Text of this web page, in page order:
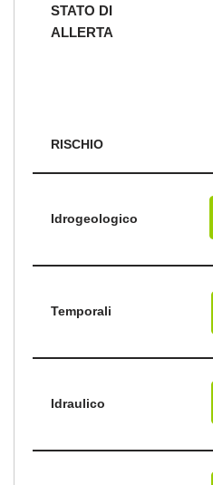
STATO DI
ALLERTA
RISCHIO
Idrogeologico
Temporali
Idraulico